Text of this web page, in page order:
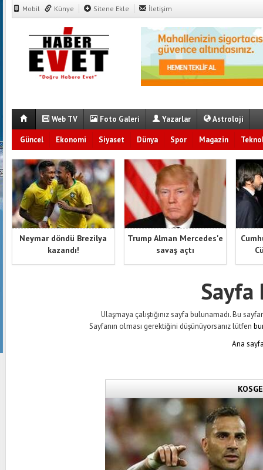
Mobil Künye Sitene Ekle İletişim
Web TV Foto Galeri Yazarlar Astroloji
Güncel Ekonomi Siyaset Dünya Spor Magazin
Neymar döndü Brezilya
kazandı!
Trump Alman Mercedes'e
savaş açtı
Sayfa
Ulaşmaya çalıştığınız sayfa bulunamadı. Bu
Sayfanın olması gerektiğini düşünüyorsanız lütfen
Ana